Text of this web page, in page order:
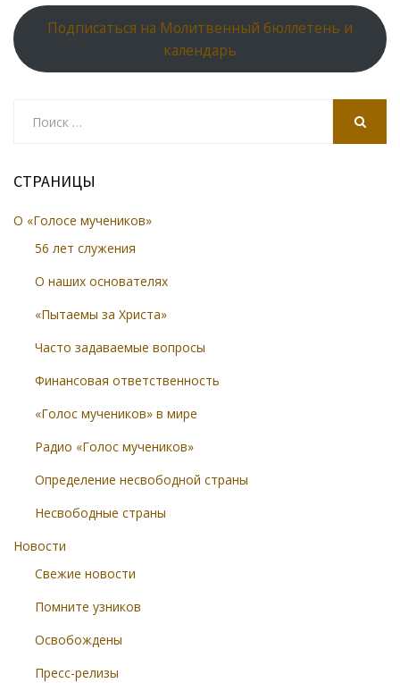
Подписаться на Молитвенный бюллетень и
календарь
СТРАНИЦЫ
О «Голосе мучеников»
56 лет служения
О наших основателях
«Пытаемы за Христа»
Часто задаваемые вопросы
Финансовая ответственность
«Голос мучеников» в мире
Радио «Голос мучеников»
Определение несвободной страны
Несвободные страны
Новости
Свежие новости
Помните узников
Освобождены
Пресс-релизы